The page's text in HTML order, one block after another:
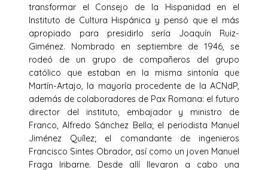
transformar el Consejo de la Hispanidad en el
Instituto de Cultura Hispánica y pensó que el más
apropiado para presidirlo sería Joaquín Ruiz-
Giménez. Nombrado en septiembre de 1946, se
rodeó de un grupo de compañeros del grupo
católico que estaban en la misma sintonía que
Martín-Artajo, la mayoría procedente de la ACNdP,
además de colaboradores de Pax Romana: el futuro
director del instituto, embajador y ministro de
Franco, Alfredo Sánchez Bella; el periodista Manuel
Jiménez Quílez; el comandante de ingenieros
Francisco Sintes Obrador, así como un joven Manuel
Fraga Iribarne. Desde allí llevaron a cabo una